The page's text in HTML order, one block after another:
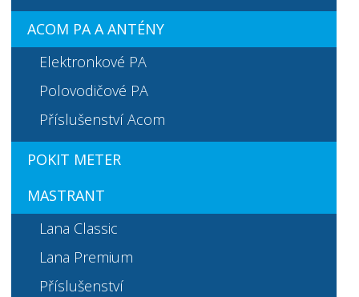
ACOM PA A ANTÉNY
Elektronkové PA
Polovodičové PA
Příslušenství Acom
POKIT METER
MASTRANT
Lana Classic
Lana Premium
Příslušenství